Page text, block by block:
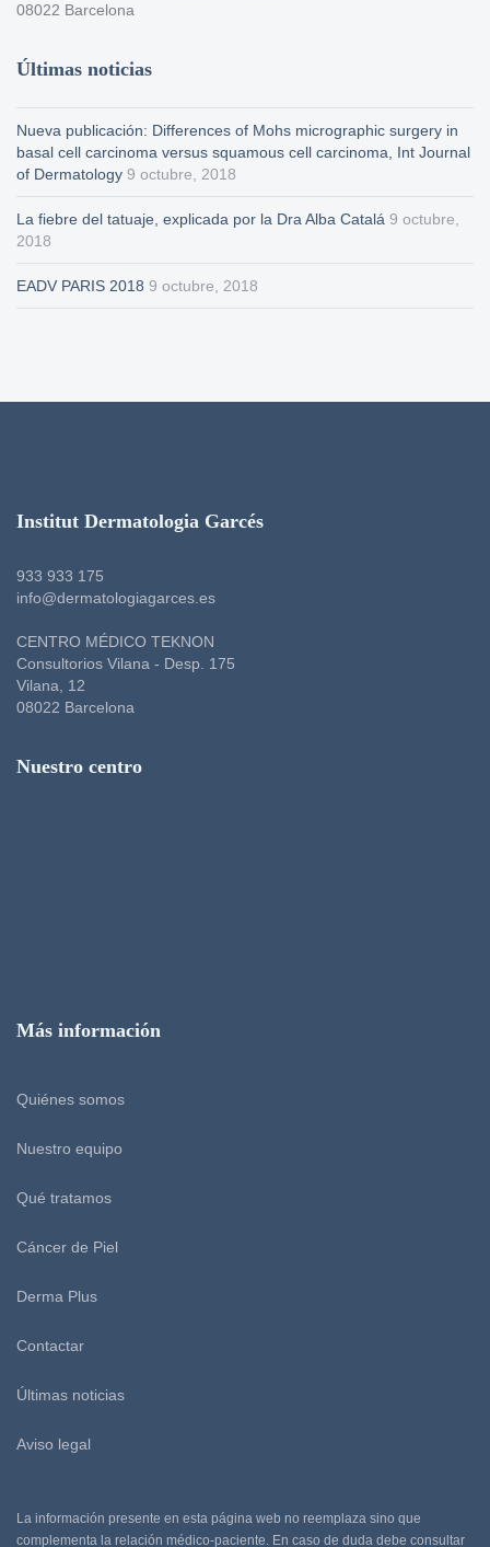
08022 Barcelona
Últimas noticias
Nueva publicación: Differences of Mohs micrographic surgery in
basal cell carcinoma versus squamous cell carcinoma, Int Journal
of Dermatology 9 octubre, 2018
La fiebre del tatuaje, explicada por la Dra Alba Catalá 9 octubre,
2018
EADV PARIS 2018 9 octubre, 2018
Institut Dermatologia Garcés
933 933 175
info@dermatologiagarces.es
CENTRO MÉDICO TEKNON
Consultorios Vilana - Desp. 175
Vilana, 12
08022 Barcelona
Nuestro centro
Más información
Quiénes somos
Nuestro equipo
Qué tratamos
Cáncer de Piel
Derma Plus
Contactar
Últimas noticias
Aviso legal
La información presente en esta página web no reemplaza sino que
complementa la relación médico-paciente. En caso de duda debe consultar